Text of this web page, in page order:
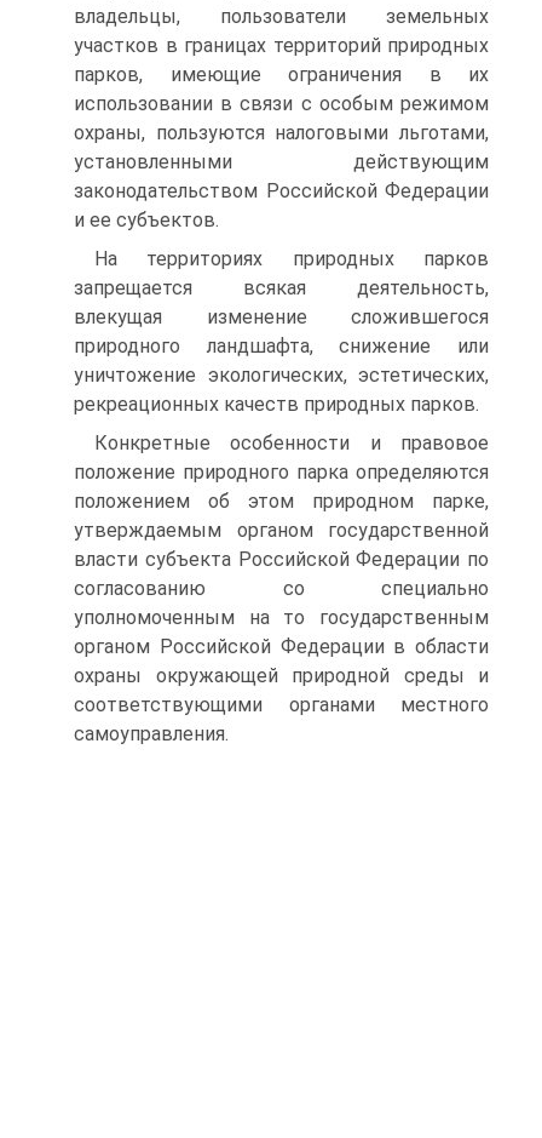
владельцы, пользователи земельных
участков в границах территорий природных
парков, имею­щие ограничения в их
использовании в связи с особым режимом
охра­ны, пользуются налоговыми льготами,
установленными действующим
законодательством Российской Федерации
и ее субъектов.
На территориях природных парков
запрещается всякая деятельность,
влекущая изменение сложившегося
природного ландшафта, снижение или
уничтожение экологических, эстетических,
рекреационных качеств природных парков.
Конкретные особенности и правовое
положение природного парка определяются
положением об этом природном парке,
утверждаемым ор­ганом государственной
власти субъекта Российской Федерации по
согла­сованию со специально
уполномоченным на то государственным
орга­ном Российской Федерации в области
охраны окружающей природной среды и
соответствующими органами местного
самоуправления.